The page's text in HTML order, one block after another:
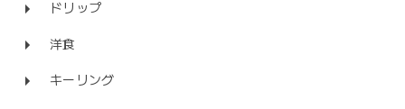
ドリップ
洋食
キーリング